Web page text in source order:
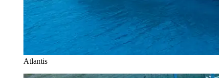
Atlantis